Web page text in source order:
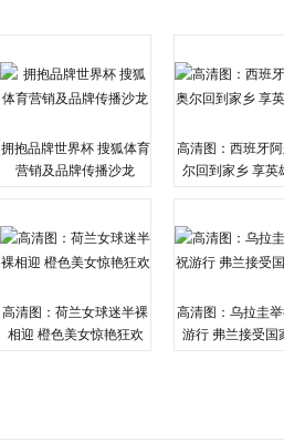
拥抱品牌世界杯 搜狐体育
营销及品牌传播沙龙
高清图：西班牙
尔回到家乡 享英
高清图：荷兰女球迷半裸
相迎 橙色美女惊艳狂欢
高清图：乌拉圭
游行 弗兰接受国